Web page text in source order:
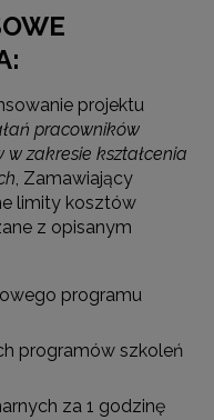
projektu
pracowników
zakresie kształcenia
, Zamawiający
limity kosztów
z opisanym
programu
programów szkoleń
za 1 godzinę